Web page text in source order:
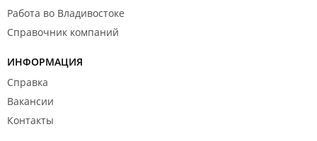
Работа во Владивостоке
Справочник компаний
ИНФОРМАЦИЯ
Справка
Вакансии
Контакты